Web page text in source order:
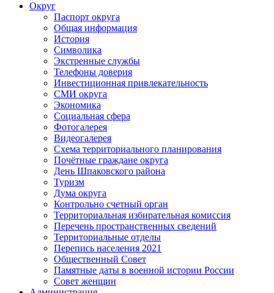
Округ
Паспорт округа
Общая информация
История
Символика
Экстренные службы
Телефоны доверия
Инвестиционная привлекательность
СМИ округа
Экономика
Социальная сфера
Фотогалерея
Видеогалерея
Схема территориального планирования
Почётные граждане округа
День Шпаковского района
Туризм
Дума округа
Контрольно счетный орган
Территориальная избирательная комиссия
Перечень пространственных сведений
Территориальные отделы
Перепись населения 2021
Общественный Совет
Памятные даты в военной истории России
Совет женщин